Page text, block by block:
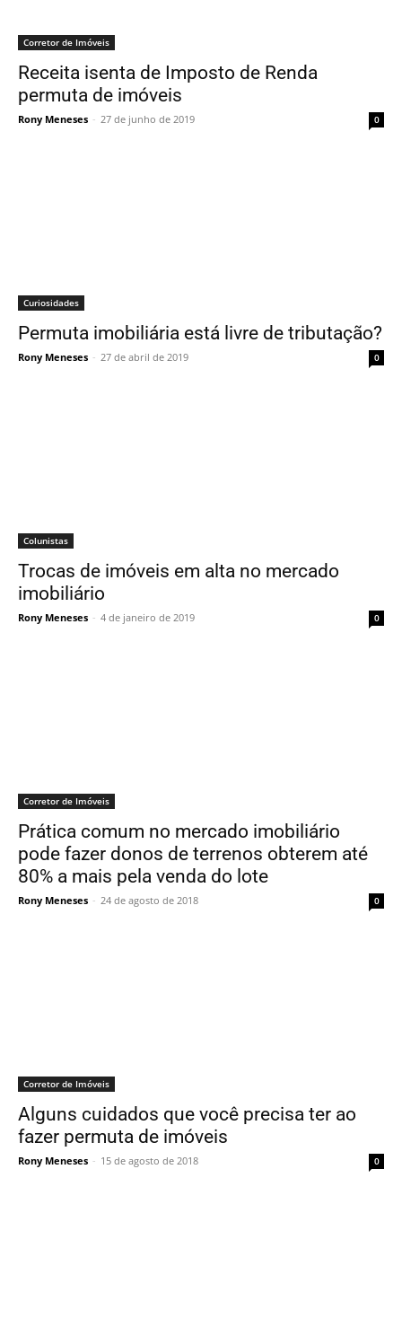
Corretor de Imóveis
Receita isenta de Imposto de Renda
permuta de imóveis
Rony Meneses - 27 de junho de 2019 0
Curiosidades
Permuta imobiliária está livre de tributação?
Rony Meneses - 27 de abril de 2019 0
Colunistas
Trocas de imóveis em alta no mercado
imobiliário
Rony Meneses - 4 de janeiro de 2019 0
Corretor de Imóveis
Prática comum no mercado imobiliário
pode fazer donos de terrenos obterem até
80% a mais pela venda do lote
Rony Meneses - 24 de agosto de 2018 0
Corretor de Imóveis
Alguns cuidados que você precisa ter ao
fazer permuta de imóveis
Rony Meneses - 15 de agosto de 2018 0